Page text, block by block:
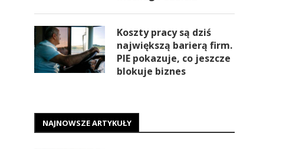
Koszty pracy są dziś
największą barierą firm.
PIE pokazuje, co jeszcze
blokuje biznes
NAJNOWSZE ARTYKUŁY